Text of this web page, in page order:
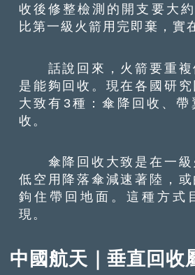
收後修整檢測的開支要大
比第一級火箭用完即棄，實
話說回來，火箭要重複
是能夠回收。現在各國研
大致有3種：傘降回收、帶
收。
傘降回收大致是在一級
低空用降落傘減速著陸，
鉤住帶回地面。這種方式
現。
中國航天｜垂直回收